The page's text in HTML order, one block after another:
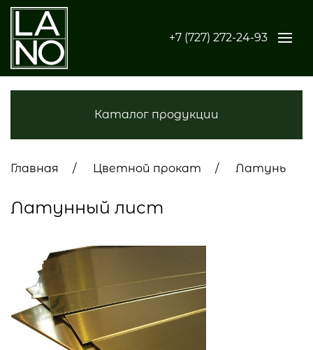
+7 (727) 272-24-93
Каталог продукции
Главная Цветной прокат Латунь
Латунный лист